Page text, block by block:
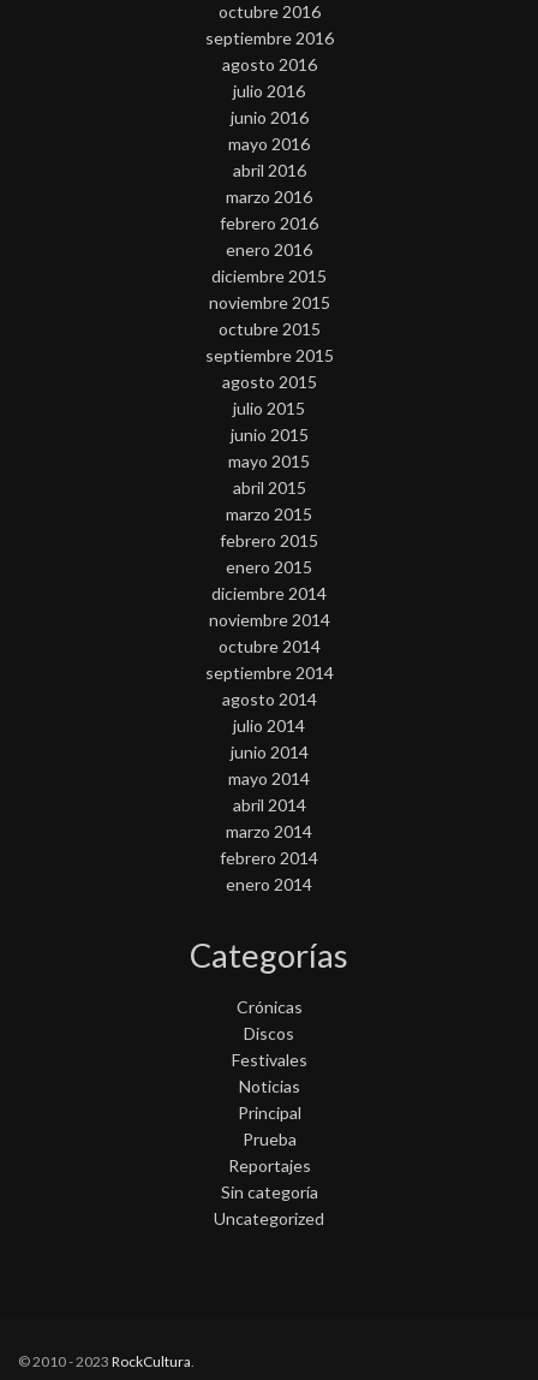
octubre 2016
septiembre 2016
agosto 2016
julio 2016
junio 2016
mayo 2016
abril 2016
marzo 2016
febrero 2016
enero 2016
diciembre 2015
noviembre 2015
octubre 2015
septiembre 2015
agosto 2015
julio 2015
junio 2015
mayo 2015
abril 2015
marzo 2015
febrero 2015
enero 2015
diciembre 2014
noviembre 2014
octubre 2014
septiembre 2014
agosto 2014
julio 2014
junio 2014
mayo 2014
abril 2014
marzo 2014
febrero 2014
enero 2014
Categorías
Crónicas
Discos
Festivales
Noticias
Principal
Prueba
Reportajes
Sin categoría
Uncategorized
© 2010 - 2023 RockCultura